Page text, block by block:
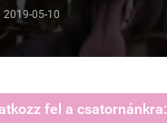
2019-05-10
fel a csatornánkra: